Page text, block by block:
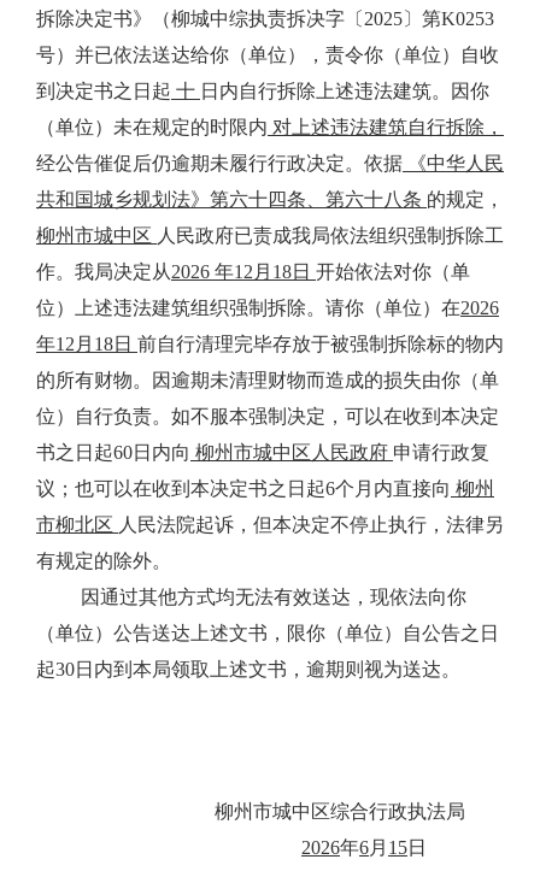
拆除决定书》（柳城中综执责拆决字〔 2025〕第K0253
号）并已依法送达给你（单位），责令你（单位）自收
到决定书之日起 十 日内自行拆除上述违法建筑。因你
（单位）未在规定的时限内 对上述违法建筑自行拆除，
经公告催促后仍逾期未履行行政决定。依据 《中华人民
共和国城乡规划法》第六十四条、第六十八条 的规定，
柳州市城中区 人民政府已责成我局依法组织强制拆除工
作。我局决定从2026 年12 月 18日 开始依法对你（单
位）上述违法建筑组织强制拆除。请你（单位）在2026
年12 月 18日 前自行清理完毕存放于被强制拆除标的物内
的所有财物。因逾期未清理财物而造成的损失由你（单
位）自行负责。如不服本强制决定，可以在收到本决定
书之日起60日内向 柳州市城中区人民政府 申请行政复
议；也可以在收到本决定书之日起6个月内直接向 柳州
市柳北区 人民法院起诉，但本决定不停止执行，法律另
有规定的除外。
因通过其他方式均无法有效送达，现依法向你
（单位）公告送达上述文书，限你（单位）自公告之日
起30日内到本局领取上述文书，逾期则视为送达。
柳州市城中区综合行政执法局
2026年6月 15日